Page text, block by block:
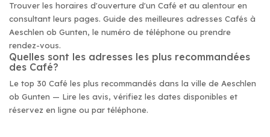
Trouver les horaires d'ouverture d'un Café et au alentour en
consultant leurs pages. Guide des meilleures adresses Cafés à
Aeschlen ob Gunten, le numéro de téléphone ou prendre
rendez-vous.
Quelles sont les adresses les plus recommandées
des Café?
Le top 30 Café les plus recommandés dans la ville de Aeschlen
ob Gunten — Lire les avis, vérifiez les dates disponibles et
réservez en ligne ou par téléphone.